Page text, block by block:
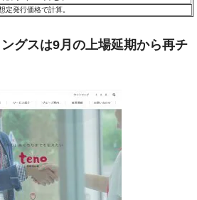
定発行価格で計算。
グスは9月の上場延期から再チ